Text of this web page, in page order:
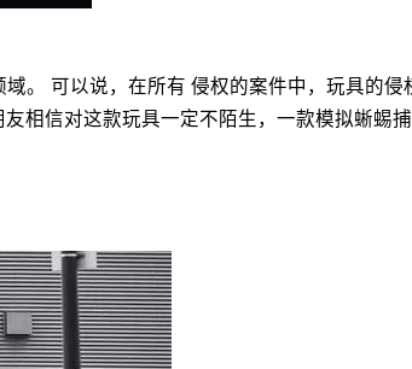
。 可以说，在所有 侵权的案件中，玩具的
相信对这款玩具一定不陌生，一款模拟蜥蜴